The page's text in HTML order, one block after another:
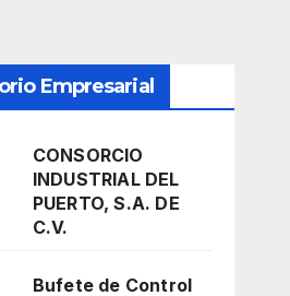
Empresarial
CONSORCIO
INDUSTRIAL DEL
PUERTO, S.A. DE
C.V.
Bufete de Control